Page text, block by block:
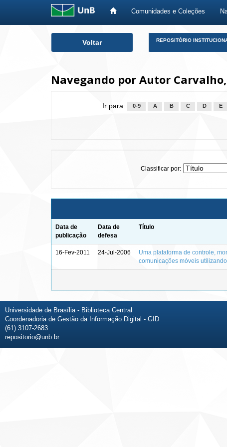
Comunidades e Coleções
Voltar REPOSITÓRIO
Navegando por Autor
Ir para: 0-9 A B C D E
Classificar por:
Data de
publicação
Data de
defesa
Título
16-Fev-2011 24-Jul-2006
Uma plataforma de controle,
comunicações móveis
Universidade de Brasília - Biblioteca Central
Coordenadoria de Gestão da Informação Digital - GID
(61) 3107-2683
repositorio@unb.br